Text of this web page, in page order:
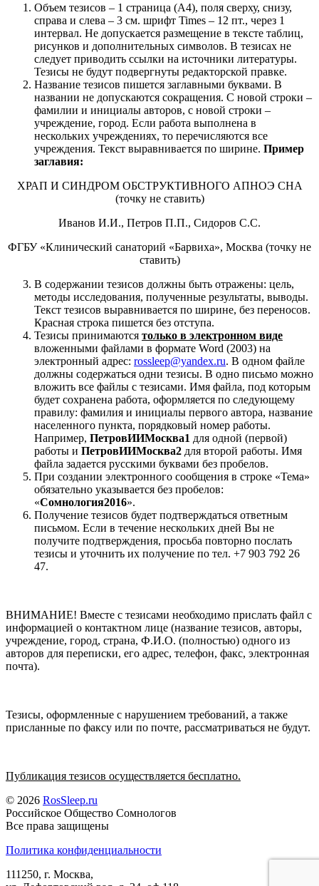
Объем тезисов – 1 страница (А4), поля сверху, снизу,
справа и слева – 3 см. шрифт Times – 12 пт., через 1
интервал. Не допускается размещение в тексте таблиц,
рисунков и дополнительных символов. В тезисах не
следует приводить ссылки на источники литературы.
Тезисы не будут подвергнуты редакторской правке.
Название тезисов пишется заглавными буквами. В
названии не допускаются сокращения. С новой строки –
фамилии и инициалы авторов, с новой строки –
учреждение, город. Если работа выполнена в
нескольких учреждениях, то перечисляются все
учреждения. Текст выравнивается по ширине. Пример
заглавия:
ХРАП И СИНДРОМ ОБСТРУКТИВНОГО АПНОЭ СНА
(точку не ставить)
Иванов И.И., Петров П.П., Сидоров С.С.
ФГБУ «Клинический санаторий «Барвиха», Москва (точку не
ставить)
В содержании тезисов должны быть отражены: цель,
методы исследования, полученные результаты, выводы.
Текст тезисов выравнивается по ширине, без переносов.
Красная строка пишется без отступа.
Тезисы принимаются только в электронном виде
вложенными файлами в формате Word (2003) на
электронный адрес: rossleep@yandex.ru. В одном файле
должны содержаться одни тезисы. В одно письмо можно
вложить все файлы с тезисами. Имя файла, под которым
будет сохранена работа, оформляется по следующему
правилу: фамилия и инициалы первого автора, название
населенного пункта, порядковый номер работы.
Например, ПетровИИМосква1 для одной (первой)
работы и ПетровИИМосква2 для второй работы. Имя
файла задается русскими буквами без пробелов.
При создании электронного сообщения в строке «Тема»
обязательно указывается без пробелов:
«Сомнология2016».
Получение тезисов будет подтверждаться ответным
письмом. Если в течение нескольких дней Вы не
получите подтверждения, просьба повторно послать
тезисы и уточнить их получение по тел. +7 903 792 26
47.
ВНИМАНИЕ! Вместе с тезисами необходимо прислать файл с
информацией о контактном лице (название тезисов, авторы,
учреждение, город, страна, Ф.И.О. (полностью) одного из
авторов для переписки, его адрес, телефон, факс, электронная
почта).
Тезисы, оформленные с нарушением требований, а также
присланные по факсу или по почте, рассматриваться не будут.
Публикация тезисов осуществляется бесплатно.
© 2026 RosSleep.ru
Российское Общество Сомнологов
Все права защищены
Политика конфиденциальности
111250, г. Москва,